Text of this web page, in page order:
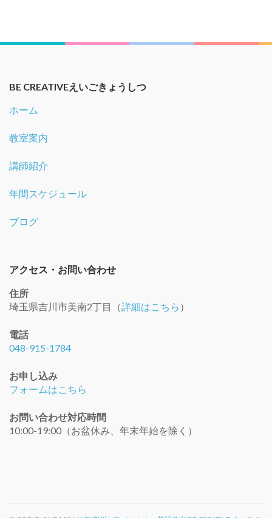
BE CREATIVEえいごきょうしつ
ホーム
教室案内
講師紹介
年間スケジュール
ブログ
アクセス・お問い合わせ
住所
埼玉県吉川市美南2丁目（詳細はこちら ）
電話
048-915-1784
お申し込み
フォームはこちら
お問い合わせ対応時間
10:00-19:00（お盆休み、年末年始を除く）